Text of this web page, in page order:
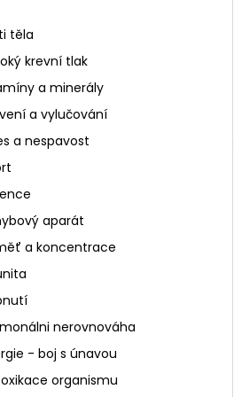
těla
krevní tlak
a minerály
a vylučování
a nespavost
aparát
a koncentrace
nerovnováha
- boj s únavou
organismu